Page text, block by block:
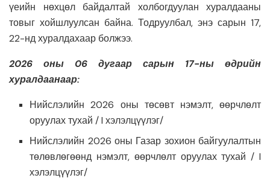
үеийн нөхцөл байдалтай холбогдуулан хуралдааны
товыг хойшлуулсан байна. Тодруулбал, энэ сарын 17,
22-нд хуралдахаар болжээ.
2026 оны 06 дугаар сарын 17-ны өдрийн
хуралдаанаар:
Нийслэлийн 2026 оны төсөвт нэмэлт, өөрчлөлт
оруулах тухай / I хэлэлцүүлэг/
Нийслэлийн 2026 оны Газар зохион байгуулалтын
төлөвлөгөөнд нэмэлт, өөрчлөлт оруулах тухай / I
хэлэлцүүлэг/